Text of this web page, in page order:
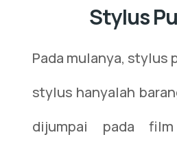
Stylus
Pada mulanya, stylus
stylus hanyalah
dijumpai pada